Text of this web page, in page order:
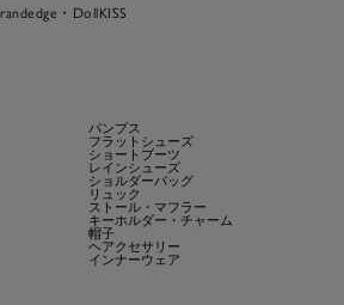
・DollKISS
パンプス
フラットシューズ
ショートブーツ
レインシューズ
ショルダーバッグ
リュック
ストール・マフラー
キーホルダー・チャーム
帽子
ヘアクセサリー
インナーウェア